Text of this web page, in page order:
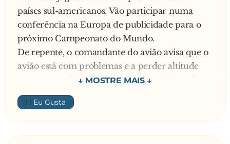
1 freira: – hi hi hi!
Madre Superior: – E tem um furo…
1 freira: – Oh, não!
99 freiras: – hi hi hi!
países sul-americanos. Vão participar numa
conferência na Europa de publicidade para o
próximo Campeonato do Mundo.
De repente, o comandante do avião avisa que o
avião está com problemas e a perder altitude
por excesso de peso e vão ter que se livrar dos
equipamentos.
Mais tarde, o comandante volta e diz que
continua a perder altura e vai ter que se livrar
das bagagens. Depois, o comandante volta e
👍🏼